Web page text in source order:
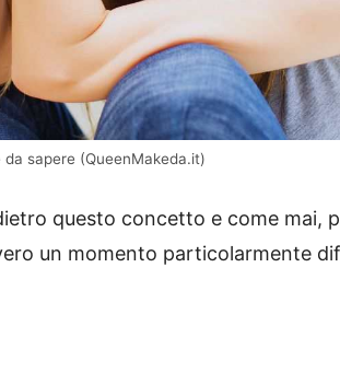
da sapere (QueenMakeda.it)
questo concetto e come mai,
un momento particolarmente